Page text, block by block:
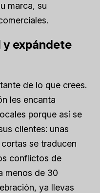
marca, su
y expándete
de lo que crees.
les encanta
porque así se
clientes: unas
se traducen
conflictos de
menos de 30
ya llevas